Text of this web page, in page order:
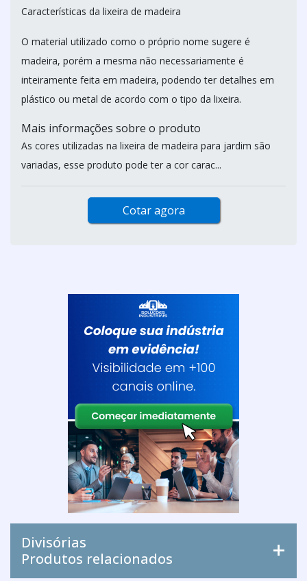
Características da lixeira de madeira
O material utilizado como o próprio nome sugere é
madeira, porém a mesma não necessariamente é
inteiramente feita em madeira, podendo ter detalhes em
plástico ou metal de acordo com o tipo da lixeira.
Mais informações sobre o produto
As cores utilizadas na lixeira de madeira para jardim são
variadas, esse produto pode ter a cor carac...
Cotar agora
Divisórias
Produtos relacionados